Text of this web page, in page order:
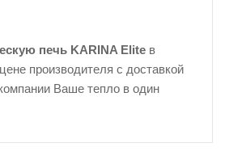
печь KARINA Elite в
производителя с доставкой
Ваше тепло в один